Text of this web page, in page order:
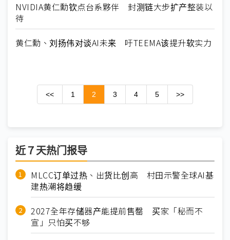
NVIDIA黄仁勳钦点台系夥伴 封测链大步扩产整装以
待
黄仁勳、刘扬伟对谈AI未来 吁TEEMA该提升软实力
<< 1 2 3 4 5 >>
近７天热门报导
MLCC订单过热、出货比创高 村田示警全球AI基
建热潮将趋缓
2027全年存储器产能提前售罄 买家「秘而不
宣」只怕买不够